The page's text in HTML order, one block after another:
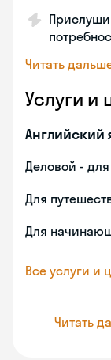
Читать
Услуги и
Английский
Деловой -
Для
Для
Все услуги и
Читать